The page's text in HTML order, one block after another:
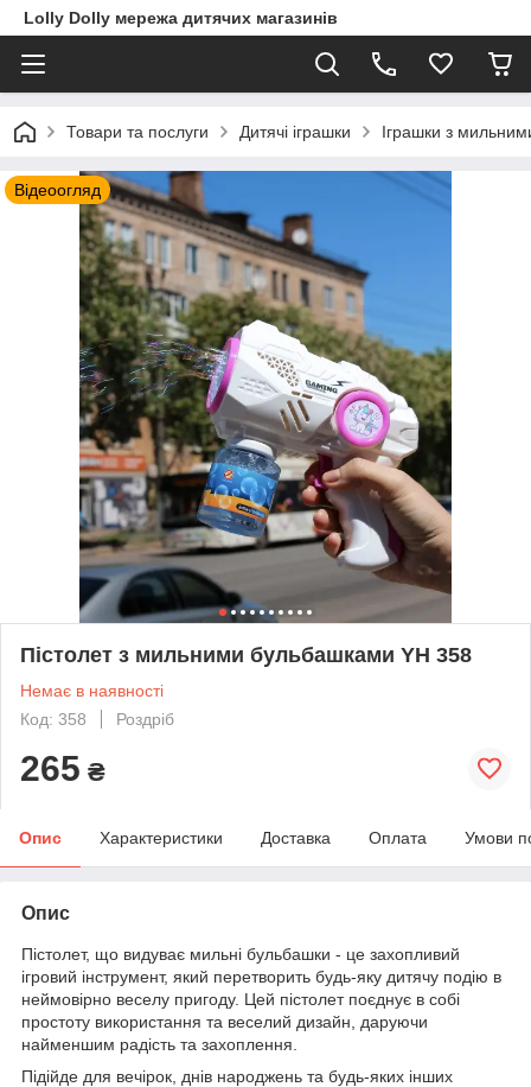
Lolly Dolly мережа дитячих магазинів
Товари та послуги Дитячі іграшки Іграшки з
Відеоогляд
Пістолет з мильними бульбашками YH 358
Немає в наявності
Код: 358
Роздріб
265 ₴
Опис Характеристики Доставка Оплата Умови
Опис
Пістолет, що видуває мильні бульбашки - це захопливий
ігровий інструмент, який перетворить будь-яку дитячу подію в
неймовірно веселу пригоду. Цей пістолет поєднує в собі
простоту використання та веселий дизайн, даруючи
найменшим радість та захоплення.
Підійде для вечірок, днів народжень та будь-яких інших